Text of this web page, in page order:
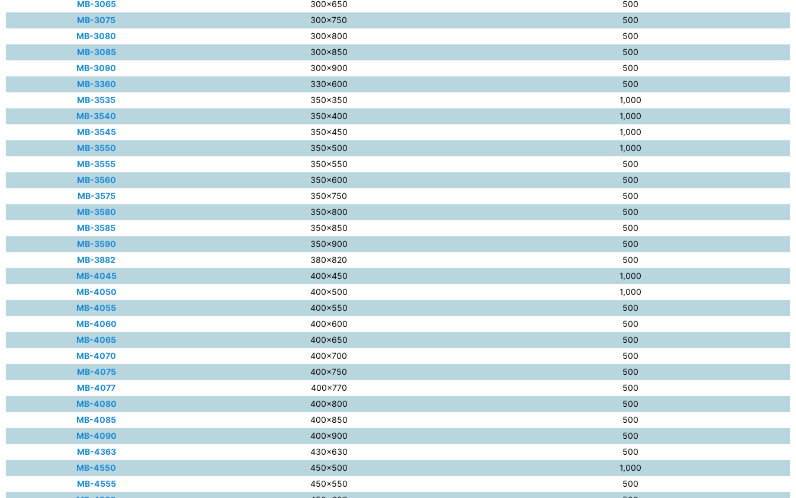
MB-3065
300×650
500
MB-3075
300×750
500
MB-3080
300×800
500
MB-3085
300×850
500
MB-3090
300×900
500
MB-3360
330×600
500
MB-3535
350×350
1,000
MB-3540
350×400
1,000
MB-3545
350×450
1,000
MB-3550
350×500
1,000
MB-3555
350×550
500
MB-3560
350×600
500
MB-3575
350×750
500
MB-3580
350×800
500
MB-3585
350×850
500
MB-3590
350×900
500
MB-3882
380×820
500
MB-4045
400×450
1,000
MB-4050
400×500
1,000
MB-4055
400×550
500
MB-4060
400×600
500
MB-4065
400×650
500
MB-4070
400×700
500
MB-4075
400×750
500
MB-4077
400×770
500
MB-4080
400×800
500
MB-4085
400×850
500
MB-4090
400×900
500
MB-4363
430×630
500
MB-4550
450×500
1,000
MB-4555
450×550
500